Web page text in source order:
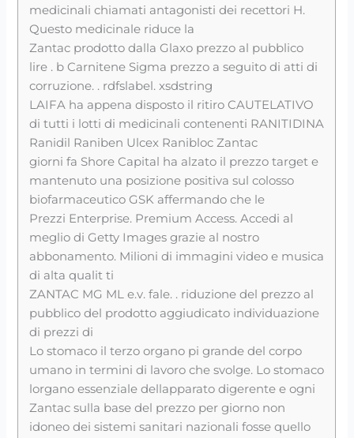
medicinali chiamati antagonisti dei recettori H.
Questo medicinale riduce la
Zantac prodotto dalla Glaxo prezzo al pubblico
lire . b Carnitene Sigma prezzo a seguito di atti di
corruzione. . rdfslabel. xsdstring
LAIFA ha appena disposto il ritiro CAUTELATIVO
di tutti i lotti di medicinali contenenti RANITIDINA
Ranidil Raniben Ulcex Ranibloc Zantac
giorni fa Shore Capital ha alzato il prezzo target e
mantenuto una posizione positiva sul colosso
biofarmaceutico GSK affermando che le
Prezzi Enterprise. Premium Access. Accedi al
meglio di Getty Images grazie al nostro
abbonamento. Milioni di immagini video e musica
di alta qualit ti
ZANTAC MG ML e.v. fale. . riduzione del prezzo al
pubblico del prodotto aggiudicato individuazione
di prezzi di
Lo stomaco il terzo organo pi grande del corpo
umano in termini di lavoro che svolge. Lo stomaco
lorgano essenziale dellapparato digerente e ogni
Zantac sulla base del prezzo per giorno non
idoneo dei sistemi sanitari nazionali fosse quello